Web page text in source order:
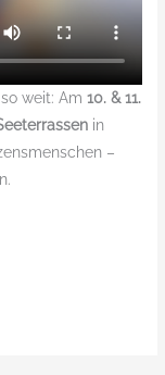
weit: Am10. & 11.
in
–